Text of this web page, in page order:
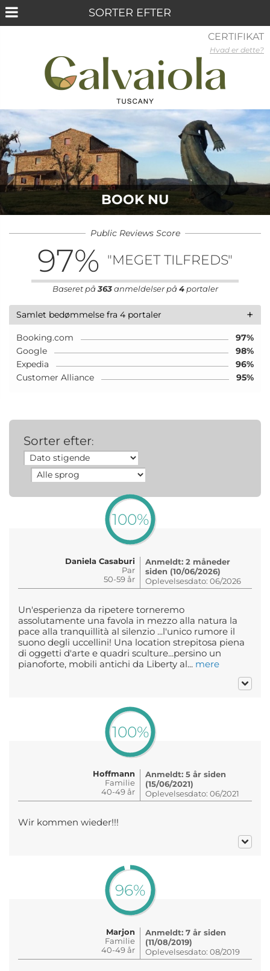
BOOK NU
Public Reviews Score
97% "MEGET TILFREDS"
Baseret på 363anmeldelser på 4portaler
+
Samlet bedømmelse fra 4 portaler
Booking.com
97%
Google
98%
Expedia
96%
Customer Alliance
95%
Sorter efter:
100%
Daniela Casaburi
Par
50-59 år
Anmeldt: 2 måneder
siden (10/06/2026)
Oplevelsesdato: 06/2026
Un'esperienza da ripetere torneremo
assolutamente una favola in mezzo alla natura la
pace alla tranquillità al silenzio ...l'unico rumore il
suono degli uccellini! Una location strepitosa piena
di oggetti d'arte e quadri sculture...persino un
pianoforte, mobili antichi da Liberty al... mere
100%
Hoffmann
Familie
40-49 år
Anmeldt: 5 år siden
(15/06/2021)
Oplevelsesdato: 06/2021
Wir kommen wieder!!!
96%
Marjon
Familie
40-49 år
Anmeldt: 7 år siden
(11/08/2019)
Oplevelsesdato: 08/2019
CERTIFIKAT
Hvad er dette?